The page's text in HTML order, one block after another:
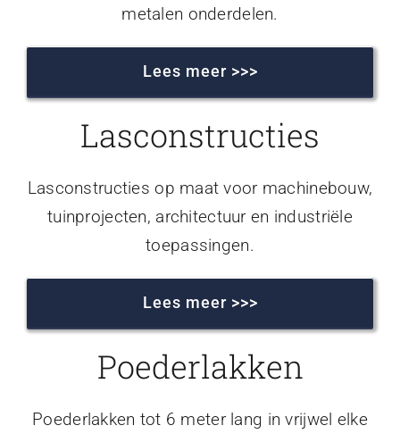
metalen onderdelen.
Lees meer >>>
Lasconstructies
Lasconstructies op maat voor machinebouw,
tuinprojecten, architectuur en industriële
toepassingen.
Lees meer >>>
Poederlakken
Poederlakken tot 6 meter lang in vrijwel elke